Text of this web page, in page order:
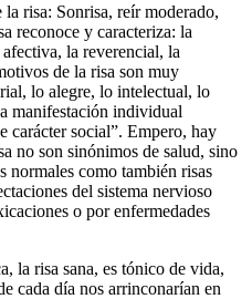
risa: Sonrisa, reír moderado,
reconoce y caracteriza: la
la reverencial, la
de la risa son muy
lo alegre, lo intelectual, lo
manifestación individual
carácter social”. Empero, hay
no son sinónimos de salud, sino
normales como también risas
del sistema nervioso
o por enfermedades
la risa sana, es tónico de vida,
cada día nos arrinconarían en